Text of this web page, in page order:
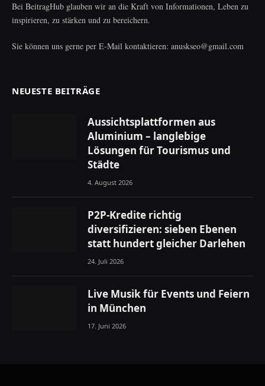
Bei BeitragHub glauben wir an die Kraft von Informationen, Leben zu
inspirieren, zu stärken und zu bereichern.
Sie können uns gerne per E-Mail kontaktieren: anuskseo@gmail.com
NEUESTE BEITRÄGE
Aussichtsplattformen aus
Aluminium – langlebige
Lösungen für Tourismus und
Städte
4. August 2026
P2P-Kredite richtig
diversifizieren: sieben Ebenen
statt hundert gleicher Darlehen
24. Juli 2026
Live Musik für Events und Feiern
in München
17. Juni 2026